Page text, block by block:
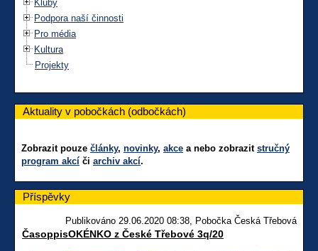
Kluby
Podpora naší činnosti
Pro média
Kultura
Projekty
Aktuality v pobočkách (odbočkách)
Zobrazit pouze články, novinky, akce a nebo zobrazit stručný
program akcí či archiv akcí.
Příspěvky
Publikováno 29.06.2020 08:38, Pobočka Česká Třebová
ČasoppisOKÉNKO z České Třebové 3q/20